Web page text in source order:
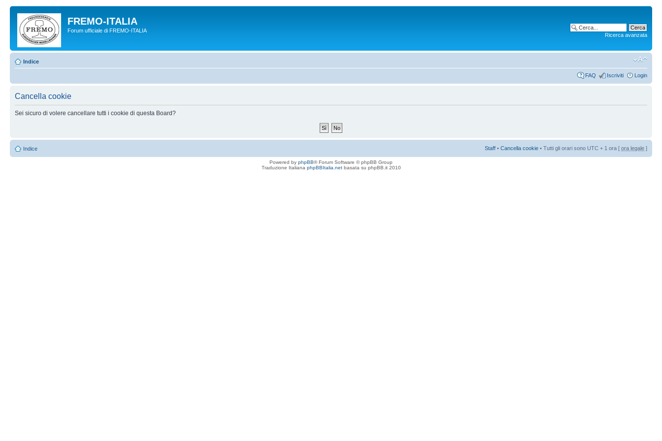
FREMO-ITALIA
Forum ufficiale di FREMO-ITALIA
Ricerca avanzata
Indice
FAQ Iscriviti Login
Cancella cookie
Sei sicuro di volere cancellare tutti i cookie di questa Board?
Indice Staff • Cancella cookie • Tutti gli orari sono UTC + 1 ora [ ora legale ]
Powered by phpBB® Forum Software © phpBB Group
Traduzione Italiana phpBBItalia.netbasata su phpBB.it 2010